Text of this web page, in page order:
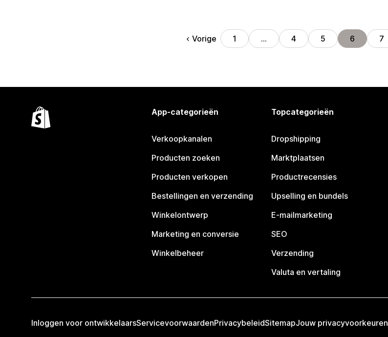
Vorige 1 … 4 5 6 7
App-categorieën
Verkoopkanalen
Producten zoeken
Producten verkopen
Bestellingen en verzending
Winkelontwerp
Marketing en conversie
Winkelbeheer
Topcategorieën
Dropshipping
Marktplaatsen
Productrecensies
Upselling en bundels
E-mailmarketing
SEO
Verzending
Valuta en vertaling
Inloggen voor ontwikkelaarsServicevoorwaardenPrivacybeleidSitemapJouw privacyvoorkeuren